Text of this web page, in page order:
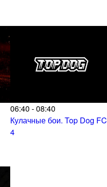
06:40 - 08:40
Кулачные бои. Top Dog FC
4